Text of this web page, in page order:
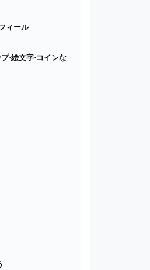
ィール
⋅絵文字⋅コインな